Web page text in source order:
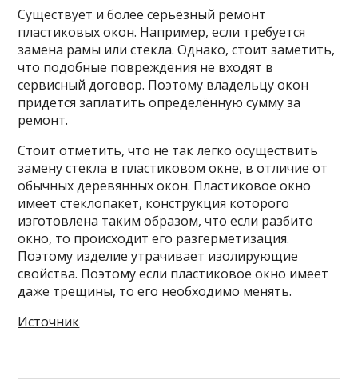
Существует и более серьёзный ремонт
пластиковых окон. Например, если требуется
замена рамы или стекла. Однако, стоит заметить,
что подобные повреждения не входят в
сервисный договор. Поэтому владельцу окон
придется заплатить определённую сумму за
ремонт.
Стоит отметить, что не так легко осуществить
замену стекла в пластиковом окне, в отличие от
обычных деревянных окон. Пластиковое окно
имеет стеклопакет, конструкция которого
изготовлена таким образом, что если разбито
окно, то происходит его разгерметизация.
Поэтому изделие утрачивает изолирующие
свойства. Поэтому если пластиковое окно имеет
даже трещины, то его необходимо менять.
Источник